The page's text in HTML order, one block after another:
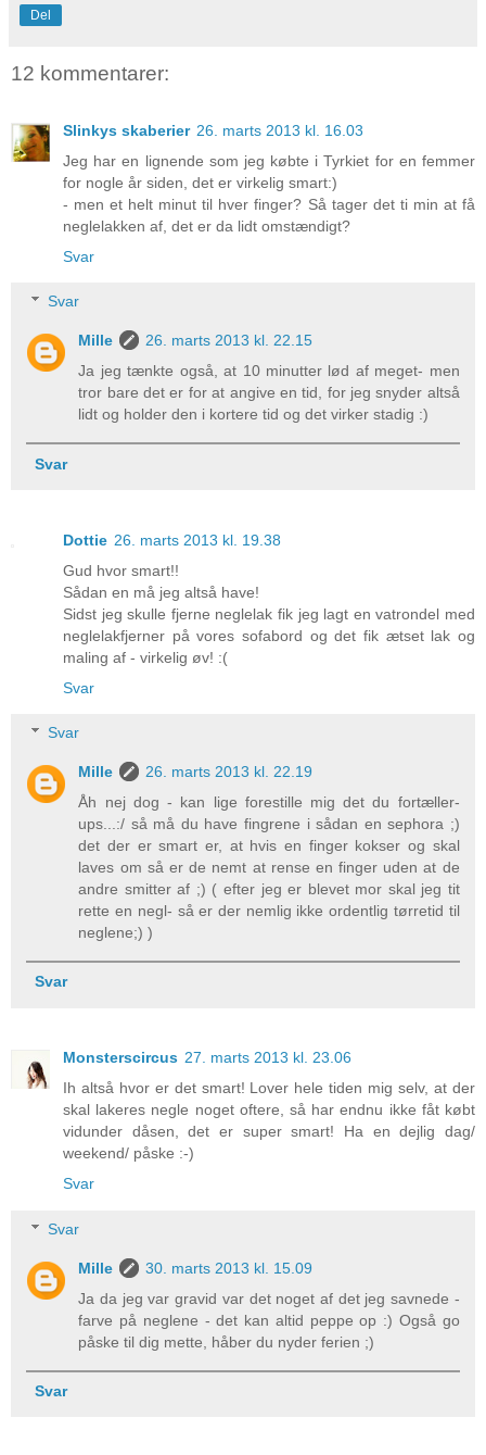
Del
12 kommentarer:
Slinkys skaberier 26. marts 2013 kl. 16.03
Jeg har en lignende som jeg købte i Tyrkiet for en femmer
for nogle år siden, det er virkelig smart:)
- men et helt minut til hver finger? Så tager det ti min at få
neglelakken af, det er da lidt omstændigt?
Svar
Svar
Mille
26. marts 2013 kl. 22.15
Ja jeg tænkte også, at 10 minutter lød af meget- men
tror bare det er for at angive en tid, for jeg snyder altså
lidt og holder den i kortere tid og det virker stadig :)
Svar
Dottie 26. marts 2013 kl. 19.38
Gud hvor smart!!
Sådan en må jeg altså have!
Sidst jeg skulle fjerne neglelak fik jeg lagt en vatrondel med
neglelakfjerner på vores sofabord og det fik ætset lak og
maling af - virkelig øv! :(
Svar
Svar
Mille
26. marts 2013 kl. 22.19
Åh nej dog - kan lige forestille mig det du fortæller-
ups...:/ så må du have fingrene i sådan en sephora ;)
det der er smart er, at hvis en finger kokser og skal
laves om så er de nemt at rense en finger uden at de
andre smitter af ;) ( efter jeg er blevet mor skal jeg tit
rette en negl- så er der nemlig ikke ordentlig tørretid til
neglene;) )
Svar
Monsterscircus 27. marts 2013 kl. 23.06
Ih altså hvor er det smart! Lover hele tiden mig selv, at der
skal lakeres negle noget oftere, så har endnu ikke fåt købt
vidunder dåsen, det er super smart! Ha en dejlig dag/
weekend/ påske :-)
Svar
Svar
Mille
30. marts 2013 kl. 15.09
Ja da jeg var gravid var det noget af det jeg savnede -
farve på neglene - det kan altid peppe op :) Også go
påske til dig mette, håber du nyder ferien ;)
Svar